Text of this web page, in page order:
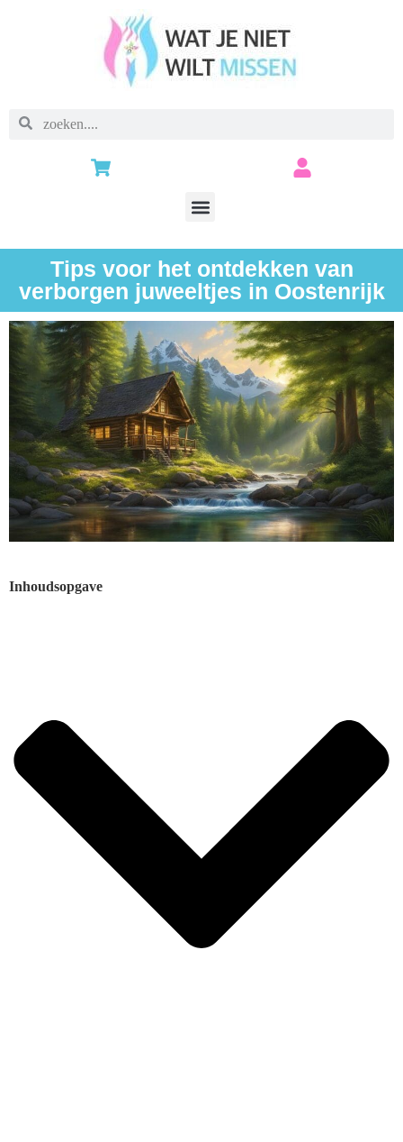
Tips voor het ontdekken van
verborgen juweeltjes in Oostenrijk
Inhoudsopgave